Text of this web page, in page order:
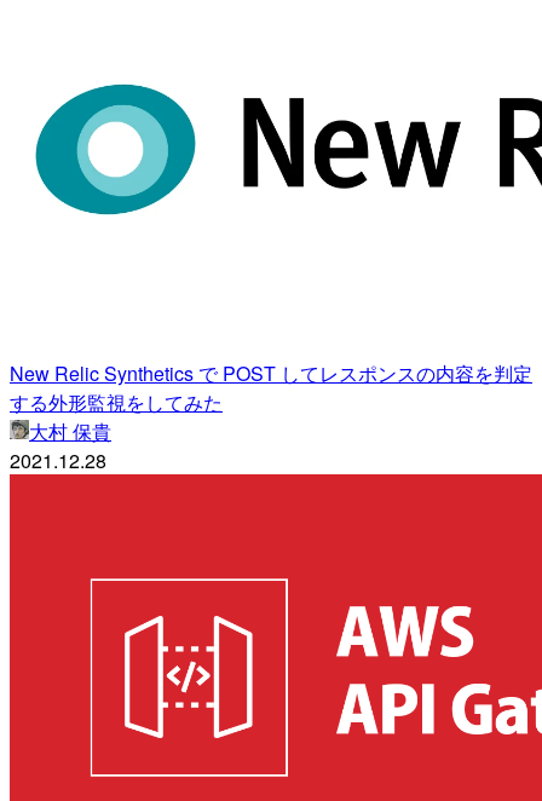
New Relic Synthetics で POST してレスポンスの内容を判定
する外形監視をしてみた
大村 保貴
2021.12.28